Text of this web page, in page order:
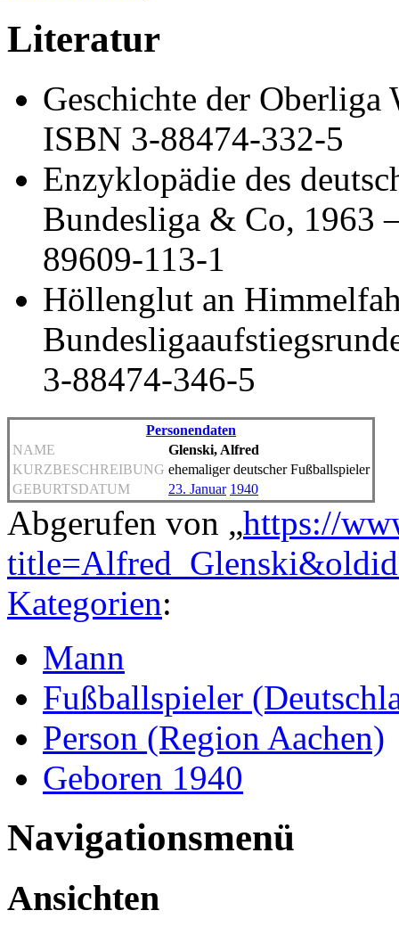
Literatur
Geschichte der
ISBN 3-88474-332-5
Enzyklopädie des
Bundesliga & Co, 1963
89609-113-1
Höllenglut an
3-88474-346-5
Personendaten
NAME
Glenski, Alfred
KURZBESCHREIBUNG ehemaliger deutscher Fußballspieler
GEBURTSDATUM
23. Januar 1940
Abgerufen von „https://
Kategorien:
Mann
Fußballspieler
Person (Region Aachen)
Geboren 1940
Navigationsmenü
Ansichten